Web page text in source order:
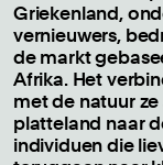
Griekenland,
vernieuwers,
de markt
Afrika. Het
met de natuur
platteland naar
individuen die